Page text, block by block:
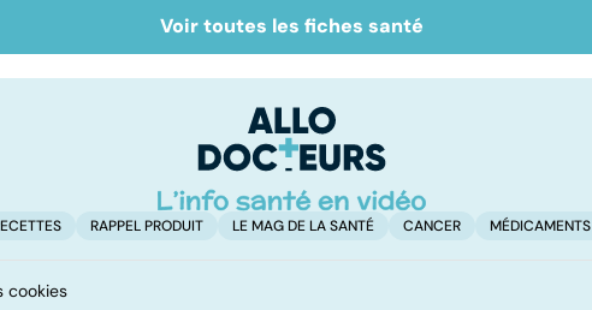
Tout savoir sur le
cancer de la vessie
Mélanome : le plus
redouté des cancers
Voir toutes les fiches santé
RAPPEL PRODUIT LE MAG DE LA SANTÉ CANCER MÉDICAMENTS
cookies